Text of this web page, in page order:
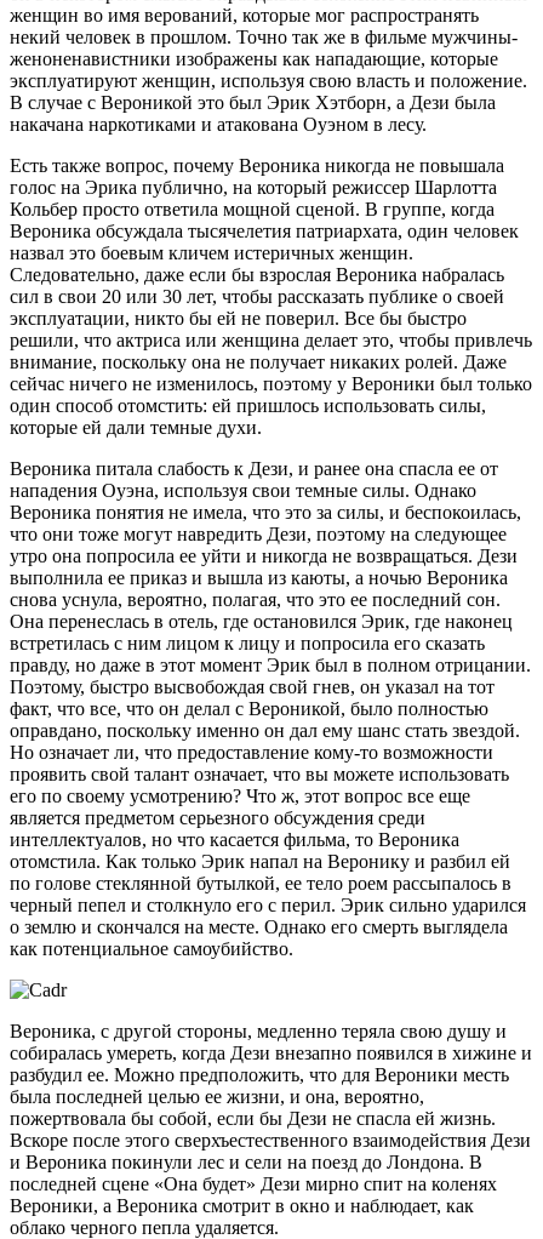
женщин во имя верований, которые мог распространять
некий человек в прошлом. Точно так же в фильме мужчины-
женоненавистники изображены как нападающие, которые
эксплуатируют женщин, используя свою власть и положение.
В случае с Вероникой это был Эрик Хэтборн, а Дези была
накачана наркотиками и атакована Оуэном в лесу.
Есть также вопрос, почему Вероника никогда не повышала
голос на Эрика публично, на который режиссер Шарлотта
Кольбер просто ответила мощной сценой. В группе, когда
Вероника обсуждала тысячелетия патриархата, один человек
назвал это боевым кличем истеричных женщин.
Следовательно, даже если бы взрослая Вероника набралась
сил в свои 20 или 30 лет, чтобы рассказать публике о своей
эксплуатации, никто бы ей не поверил. Все бы быстро
решили, что актриса или женщина делает это, чтобы привлечь
внимание, поскольку она не получает никаких ролей. Даже
сейчас ничего не изменилось, поэтому у Вероники был только
один способ отомстить: ей пришлось использовать силы,
которые ей дали темные духи.
Вероника питала слабость к Дези, и ранее она спасла ее от
нападения Оуэна, используя свои темные силы. Однако
Вероника понятия не имела, что это за силы, и беспокоилась,
что они тоже могут навредить Дези, поэтому на следующее
утро она попросила ее уйти и никогда не возвращаться. Дези
выполнила ее приказ и вышла из каюты, а ночью Вероника
снова уснула, вероятно, полагая, что это ее последний сон.
Она перенеслась в отель, где остановился Эрик, где наконец
встретилась с ним лицом к лицу и попросила его сказать
правду, но даже в этот момент Эрик был в полном отрицании.
Поэтому, быстро высвобождая свой гнев, он указал на тот
факт, что все, что он делал с Вероникой, было полностью
оправдано, поскольку именно он дал ему шанс стать звездой.
Но означает ли, что предоставление кому-то возможности
проявить свой талант означает, что вы можете использовать
его по своему усмотрению? Что ж, этот вопрос все еще
является предметом серьезного обсуждения среди
интеллектуалов, но что касается фильма, то Вероника
отомстила. Как только Эрик напал на Веронику и разбил ей
по голове стеклянной бутылкой, ее тело роем рассыпалось в
черный пепел и столкнуло его с перил. Эрик сильно ударился
о землю и скончался на месте. Однако его смерть выглядела
как потенциальное самоубийство.
Вероника, с другой стороны, медленно теряла свою душу и
собиралась умереть, когда Дези внезапно появился в хижине и
разбудил ее. Можно предположить, что для Вероники месть
была последней целью ее жизни, и она, вероятно,
пожертвовала бы собой, если бы Дези не спасла ей жизнь.
Вскоре после этого сверхъестественного взаимодействия Дези
и Вероника покинули лес и сели на поезд до Лондона. В
последней сцене «Она будет» Дези мирно спит на коленях
Вероники, а Вероника смотрит в окно и наблюдает, как
облако черного пепла удаляется.